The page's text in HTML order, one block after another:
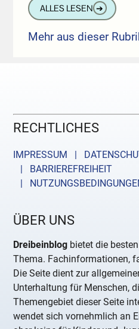
ALLES LESEN ➔
Mehr aus dieser
RECHTLICHES
IMPRESSUM |
| BARRIEREFREIHEIT
|
ÜBER UNS
Dreibeinblog bietet die
Thema. Fachinformationen,
Die Seite dient zur
Unterhaltung für Menschen,
Themengebiet dieser Seite
wendet sich vornehmlich an